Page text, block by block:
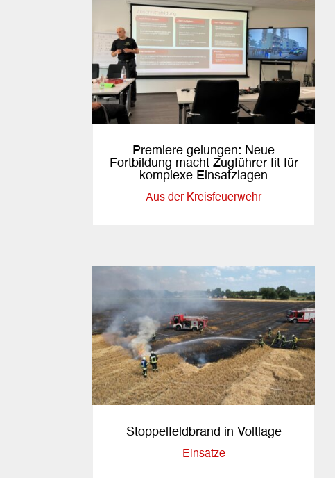
Premiere gelungen: Neue
Fortbildung macht Zugführer fit für
komplexe Einsatzlagen
Aus der Kreisfeuerwehr
Stoppelfeldbrand in Voltlage
Einsätze